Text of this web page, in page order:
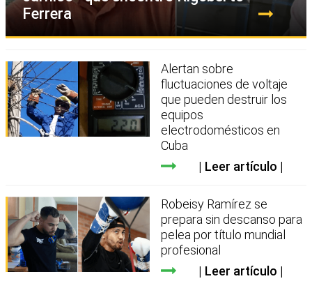
Ferrera
Alertan sobre
fluctuaciones de voltaje
que pueden destruir los
equipos
electrodomésticos en
Cuba
Leer artículo
Robeisy Ramírez se
prepara sin descanso para
pelea por título mundial
profesional
Leer artículo